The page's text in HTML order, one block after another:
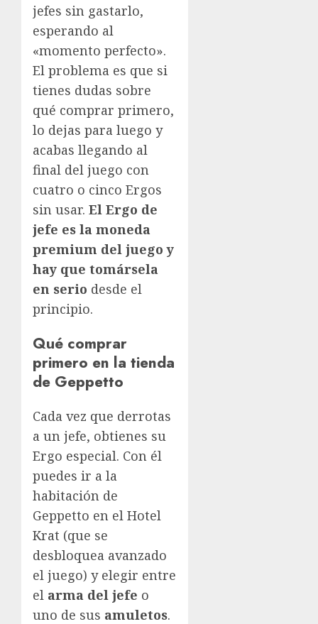
jefes sin gastarlo,
esperando al
«momento perfecto».
El problema es que si
tienes dudas sobre
qué comprar primero,
lo dejas para luego y
acabas llegando al
final del juego con
cuatro o cinco Ergos
sin usar. El Ergo de
jefe es la moneda
premium del juego y
hay que tomársela
en serio desde el
principio.
Qué comprar
primero en la tienda
de Geppetto
Cada vez que derrotas
a un jefe, obtienes su
Ergo especial. Con él
puedes ir a la
habitación de
Geppetto en el Hotel
Krat (que se
desbloquea avanzado
el juego) y elegir entre
el arma del jefe o
uno de sus amuletos.